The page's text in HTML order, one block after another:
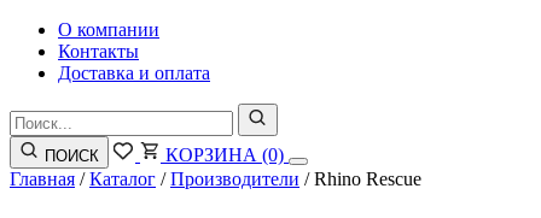
О компании
Контакты
Доставка и оплата
ПОИСК КОРЗИНА (0)
Главная /Каталог /Производители /Rhino Rescue